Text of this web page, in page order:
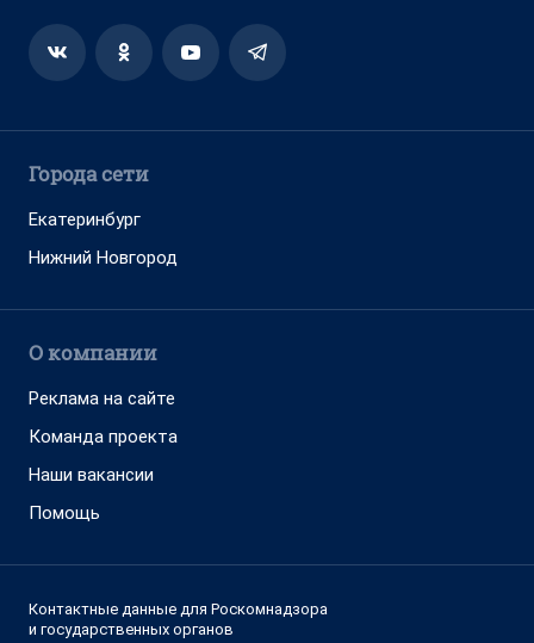
Города сети
Екатеринбург
Нижний Новгород
О компании
Реклама на сайте
Команда проекта
Наши вакансии
Помощь
Контактные данные для Роскомнадзора
и государственных органов